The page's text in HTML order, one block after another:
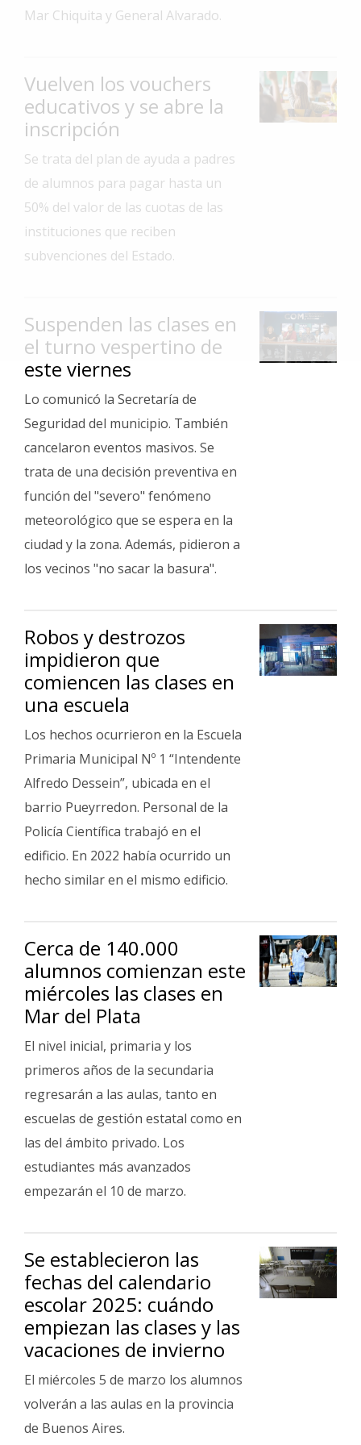
Interés
Ciudad
Deportes
y
Espectáculos
Policiales
Clasificados
Fúnebres
Mar Chiquita y General Alvarado.
Vuelven los vouchers
educativos y se abre la
inscripción
Se trata del plan de ayuda a padres
de alumnos para pagar hasta un
50% del valor de las cuotas de las
instituciones que reciben
subvenciones del Estado.
Suspenden las clases en
el turno vespertino de
este viernes
Lo comunicó la Secretaría de
Seguridad del municipio. También
cancelaron eventos masivos. Se
trata de una decisión preventiva en
función del "severo" fenómeno
meteorológico que se espera en la
ciudad y la zona. Además, pidieron a
los vecinos "no sacar la basura".
Robos y destrozos
impidieron que
comiencen las clases en
una escuela
Los hechos ocurrieron en la Escuela
Primaria Municipal Nº 1 “Intendente
Alfredo Dessein”, ubicada en el
barrio Pueyrredon. Personal de la
Policía Científica trabajó en el
edificio. En 2022 había ocurrido un
hecho similar en el mismo edificio.
Cerca de 140.000
alumnos comienzan este
miércoles las clases en
Mar del Plata
El nivel inicial, primaria y los
primeros años de la secundaria
regresarán a las aulas, tanto en
escuelas de gestión estatal como en
las del ámbito privado. Los
estudiantes más avanzados
empezarán el 10 de marzo.
Se establecieron las
fechas del calendario
escolar 2025: cuándo
empiezan las clases y las
vacaciones de invierno
El miércoles 5 de marzo los alumnos
volverán a las aulas en la provincia
de Buenos Aires.